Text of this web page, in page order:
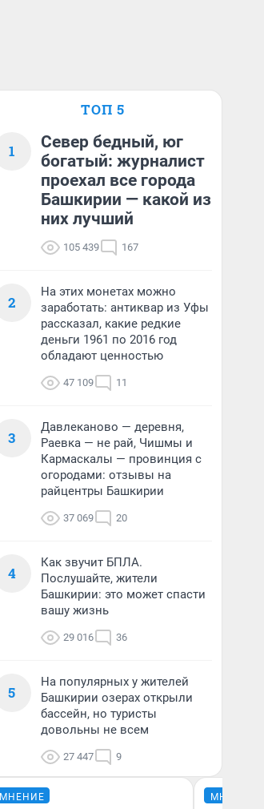
ТОП 5
1
Север бедный, юг
богатый: журналист
проехал все города
Башкирии — какой из
них лучший
105 439 167
2
На этих монетах можно
заработать: антиквар из Уфы
рассказал, какие редкие
деньги 1961 по 2016 год
обладают ценностью
47 109 11
3
Давлеканово — деревня,
Раевка — не рай, Чишмы и
Кармаскалы — провинция с
огородами: отзывы на
райцентры Башкирии
37 069 20
4
Как звучит БПЛА.
Послушайте, жители
Башкирии: это может спасти
вашу жизнь
29 016 36
5
На популярных у жителей
Башкирии озерах открыли
бассейн, но туристы
довольны не всем
27 447 9
МНЕНИЕ МНЕНИЕ